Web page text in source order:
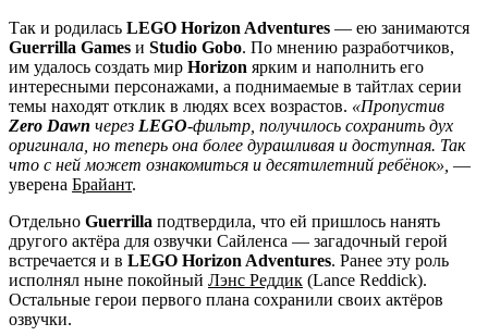
Так и родилась LEGO Horizon Adventures — ею занимаются
Guerrilla Games и Studio Gobo. По мнению разработчиков,
им удалось создать мир Horizon ярким и наполнить его
интересными персонажами, а поднимаемые в тайтлах серии
темы находят отклик в людях всех возрастов. «Пропустив
Zero Dawn через LEGO-фильтр, получилось сохранить дух
оригинала, но теперь она более дурашливая и доступная. Так
что с ней может ознакомиться и десятилетний ребёнок», —
уверена Брайант.
Отдельно Guerrilla подтвердила, что ей пришлось нанять
другого актёра для озвучки Сайленса — загадочный герой
встречается и в LEGO Horizon Adventures. Ранее эту роль
исполнял ныне покойный Лэнс Реддик (Lance Reddick).
Остальные герои первого плана сохранили своих актёров
озвучки.